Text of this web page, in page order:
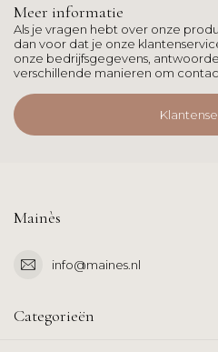
Meer informatie
Als je vragen hebt over onze
dan voor dat je onze
onze bedrijfsgegevens,
verschillende manieren om
Mainès
info@maines.nl
Categorieën